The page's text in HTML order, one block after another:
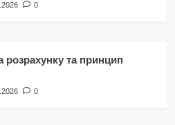
0
та принцип
0